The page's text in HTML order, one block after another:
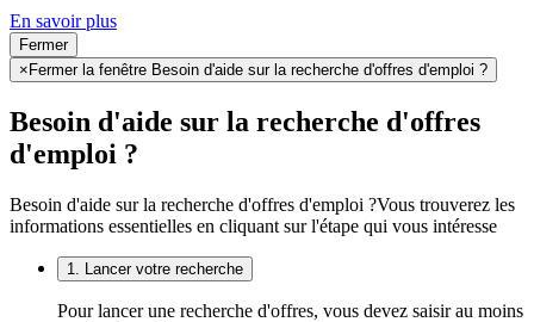
En savoir plus
Fermer
× Fermer la fenêtre Besoin d'aide sur la recherche d'offres d'emploi ?
Besoin d'aide sur la recherche d'offres
d'emploi ?
Besoin d'aide sur la recherche d'offres d'emploi ?Vous trouverez les
informations essentielles en cliquant sur l'étape qui vous intéresse
1. Lancer votre recherche
Pour lancer une recherche d'offres, vous devez saisir au moins